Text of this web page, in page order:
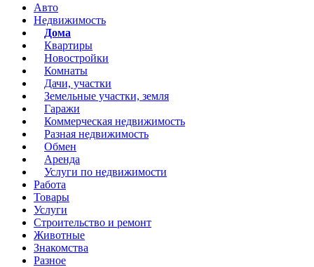
Авто
Недвижимость
Дома
Квартиры
Новостройки
Комнаты
Дачи, участки
Земельные участки, земля
Гаражи
Коммерческая недвижимость
Разная недвижимость
Обмен
Аренда
Услуги по недвижимости
Работа
Товары
Услуги
Строительство и ремонт
Животные
Знакомства
Разное